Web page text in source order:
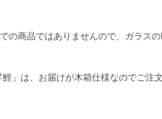
の商品ではありませんので、ガラス
」は、お届けが木箱仕様なのでご注